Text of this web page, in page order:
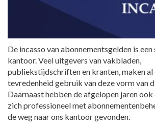
De incasso van abonnementsgelden is
kantoor. Veel uitgevers van vakbladen,
publiekstijdschriften en kranten, maken al
tevredenheid gebruik van deze vorm van
Daarnaast hebben de afgelopen jaren
zich professioneel met
de weg naar ons kantoor gevonden.